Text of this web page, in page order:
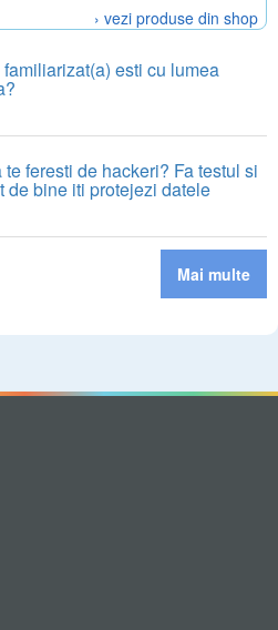
› vezi produse din shop
esti cu lumea
te feresti de hackeri? Fa testul si
de bine iti protejezi datele
Mai multe